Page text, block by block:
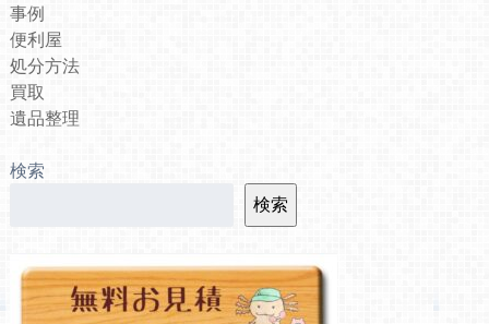
事例
便利屋
処分方法
買取
遺品整理
検索
検索